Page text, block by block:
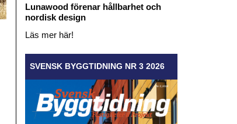
Lunawood förenar hållbarhet och
nordisk design
Läs mer här!
SVENSK BYGGTIDNING NR 3 2026